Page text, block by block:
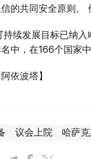
的共同安全原则。
续发展目标已纳入
中，在166个国家
依波塔】
议会上院 哈萨